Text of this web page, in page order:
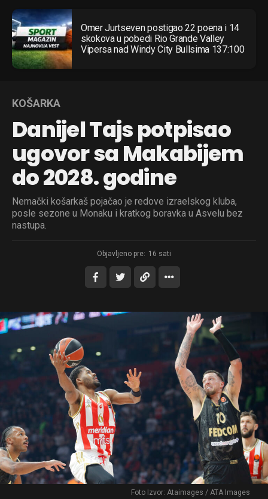
Omer Jurtseven postigao 22 poena i 14
skokova u pobedi Rio Grande Valley
Vipersa nad Windy City Bullsima 137:100
KOŠARKA
Danijel Tajs potpisao
ugovor sa Makabijem
do 2028. godine
Nemački košarkaš pojačao je redove izraelskog kluba,
posle sezone u Monaku i kratkog boravka u Asvelu bez
nastupa.
Objavljeno pre: 16 sati
Foto Izvor: Ataimages / ATA Images